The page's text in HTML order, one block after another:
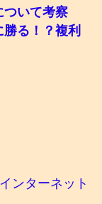
ついて考察
勝る！？複利
ンターネット